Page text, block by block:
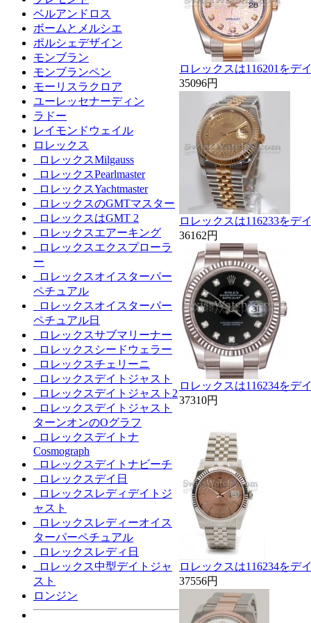
ベルアンドロス
ボームとメルシエ
ポルシェデザイン
モンブラン
モンブランペン
モーリスラクロア
ユーレッセナーディン
ラドー
レイモンドウェイル
ロレックス
ロレックスMilgauss
ロレックスPearlmaster
ロレックスYachtmaster
ロレックスのGMTマスター
ロレックスはGMT 2
ロレックスエアーキング
ロレックスエクスプローラ
ー
ロレックスオイスターパー
ペチュアル
ロレックスオイスターパー
ペチュアル日
ロレックスサブマリーナー
ロレックスシードウェラー
ロレックスチェリーニ
ロレックスデイトジャスト
ロレックスデイトジャスト2
ロレックスデイトジャスト
ターンオンのOグラフ
ロレックスデイトナ
Cosmograph
ロレックスデイトナビーチ
ロレックスデイ日
ロレックスレディデイトジ
ャスト
ロレックスレディーオイス
ターパーペチュアル
ロレックスレディ日
ロレックス中型デイトジャ
スト
ロンジン
ロレックスは116201をデ
35096円
ロレックスは116233をデ
36162円
ロレックスは116234をデ
37310円
ロレックスは116234をデ
37556円